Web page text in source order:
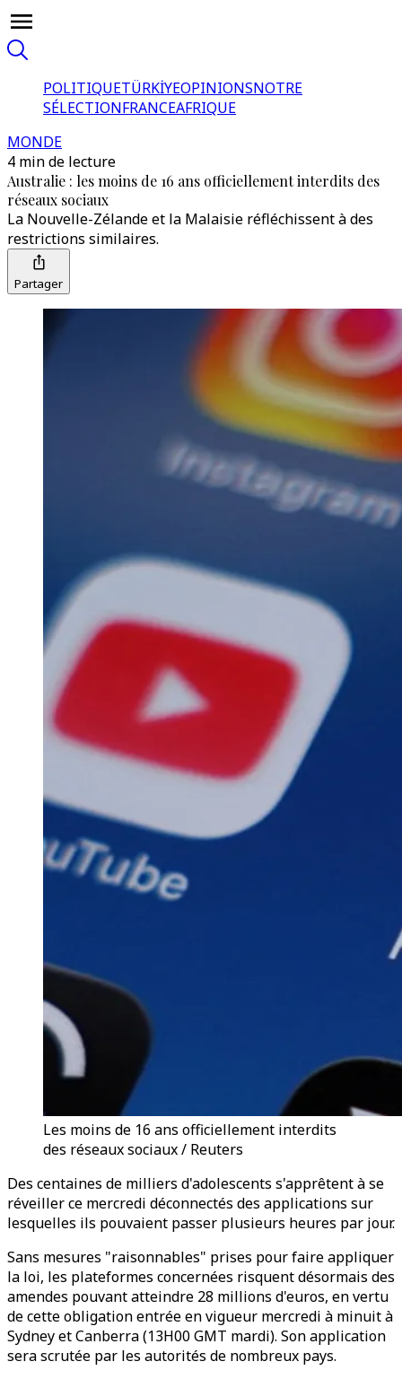
POLITIQUETÜRKİYEOPINIONSNOTRE
SÉLECTIONFRANCEAFRIQUE
MONDE
4 min de lecture
Australie : les moins de 16 ans officiellement interdits des
réseaux sociaux
La Nouvelle-Zélande et la Malaisie réfléchissent à des
restrictions similaires.
Partager
Les moins de 16 ans officiellement interdits
des réseaux sociaux / Reuters
Des centaines de milliers d'adolescents s'apprêtent à se
réveiller ce mercredi déconnectés des applications sur
lesquelles ils pouvaient passer plusieurs heures par jour.
Sans mesures "raisonnables" prises pour faire appliquer
la loi, les plateformes concernées risquent désormais des
amendes pouvant atteindre 28 millions d'euros, en vertu
de cette obligation entrée en vigueur mercredi à minuit à
Sydney et Canberra (13H00 GMT mardi). Son application
sera scrutée par les autorités de nombreux pays.